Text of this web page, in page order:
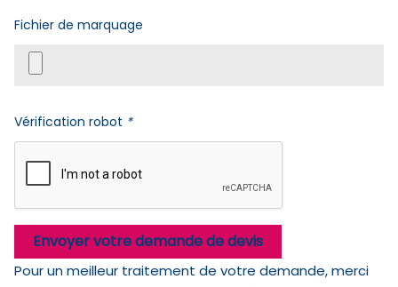
Fichier de marquage
Vérification robot *
Envoyer votre demande de devis
Pour un meilleur traitement de votre demande, merci